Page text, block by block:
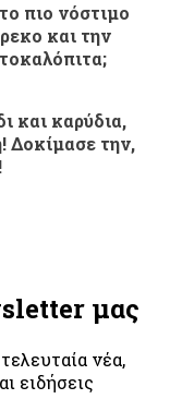
πιο νόστιμο
και την
και καρύδια,
Δοκίμασε την,
μας
νέα,
ειδήσεις